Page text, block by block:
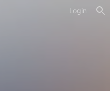
Login